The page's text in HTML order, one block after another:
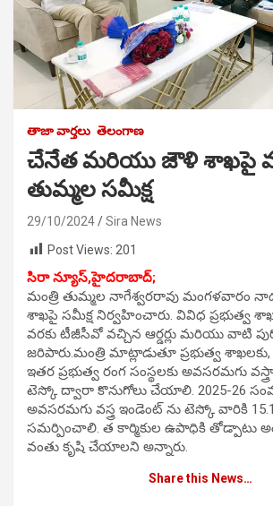
తాజా వార్తలు తెలంగాణ
చేనేత మరియు జౌళి శాఖపై
తుమ్మల సమీక్ష
29/10/2024
Sira News
Post Views: 201
సిరా న్యూస్,హైదరాబాద్;
మంత్రి తుమ్మల నాగేశ్వరరావు మంగళవారం
శాఖపై సమీక్ష నిర్వహించారు. వివిధ ప్రభుత్వ
వరకు టీజీసీవో వచ్చిన ఆర్డర్లు మరియు వాటి
జరిపారు.మంత్రి మాట్లాడుతూ ప్రభుత్వ శాఖలకు,
ఇతర ప్రభుత్వ రంగ సంస్థలకు అవసరమగు
టెస్కో ద్వారా కొనుగోలు చేయాలి. 2025-26
అవసరమగు వస్త్ర ఇండెంట్ ను టెస్కో వారికి
సమర్పించాలి. త కార్మికుల ఉపాధికి తోడ్పాటు
వంతు కృషి చేయాలని అన్నారు.
Share this News…